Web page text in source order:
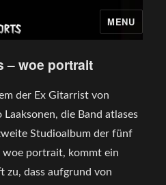
MENU
– woe portrait
der Ex Gitarrist von
die Band atlases
Studioalbum der fünf
woe portrait, kommt ein
zu, dass aufgrund von